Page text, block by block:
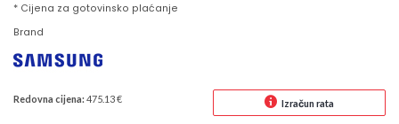
* Cijena za gotovinsko plaćanje
Brand
Redovna cijena: 475.13 € Izračun rata